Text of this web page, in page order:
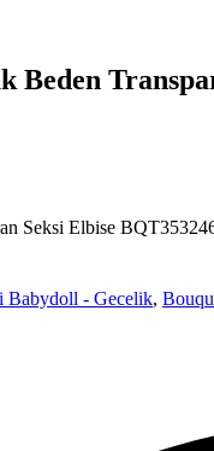
Beden
Seksi Elbise
Babydoll - Gecelik,